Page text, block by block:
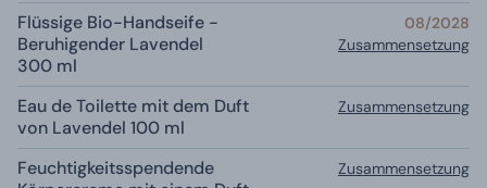
Flüssige Bio-Handseife -
Beruhigender Lavendel
300 ml
08/2028
Zusammensetzung
Eau de Toilette mit dem Duft
von Lavendel 100 ml
Zusammensetzung
Feuchtigkeitsspendende
Zusammensetzung